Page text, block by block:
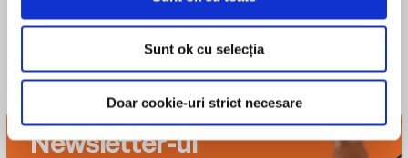
Sunt ok cu selecția
Doar cookie-uri strict necesare
‘Full of hilarious insights’ Vanity Fair
Newsletter-ul